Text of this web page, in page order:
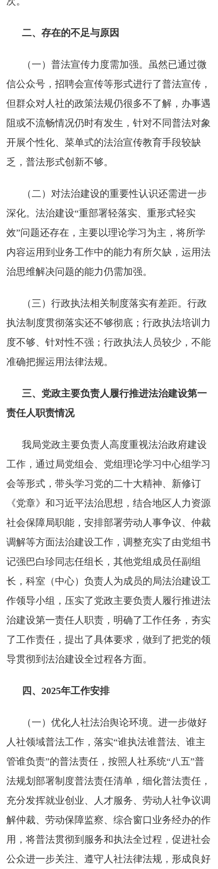
二、存在的不足与原因
（一）普法宣传力度需加强。虽然已通过微
信公众号，招聘会宣传等形式进行了普法宣传，
但群众对人社的政策法规仍很多不了解，办事遇
阻或不流畅情况仍时有发生，针对不同普法对象
开展个性化、菜单式的法治宣传教育手段较缺
乏，普法形式创新不够。
（二）对法治建设的重要性认识还需进一步
深化。法治建设“重部署轻落实、重形式轻实
效”问题还存在，主要以理论学习为主，将所学
内容运用到业务工作中的能力有所欠缺，运用法
治思维解决问题的能力仍需加强。
（三）行政执法相关制度落实有差距。行政
执法制度贯彻落实还不够彻底；行政执法培训力
度不够、针对性不强；行政执法人员较少，不能
准确把握运用法律法规。
三、党政主要负责人履行推进法治建设第一
责任人职责情况
我局党政主要负责人高度重视法治政府建设
工作，通过局党组会、党组理论学习中心组学习
会等形式，带头学习党的二十大精神、新修订
《党章》和习近平法治思想，结合地区人力资源
社会保障局职能，安排部署劳动人事争议、仲裁
调解等方面法治建设工作，调整充实了由党组书
记强巴白珍同志任组长，其他党组成员任副组
长，科室（中心）负责人为成员的局法治建设工
作领导小组，压实了党政主要负责人履行推进法
治建设第一责任人职责，明确了工作任务，夯实
了工作责任，提出了具体要求，做到了把党的领
导贯彻到法治建设全过程各方面。
四、2025年工作安排
（一）优化人社法治舆论环境。进一步做好
人社领域普法工作，落实“谁执法谁普法、谁主
管谁负责”的普法责任，按照人社系统“八五”普
法规划部署制度普法责任清单，细化普法责任，
充分发挥就业创业、人才服务、劳动人社争议调
解仲裁、劳动保障监察、综合窗口业务经办的作
用，将普法贯彻到服务和执法全过程，促进社会
公众进一步关注、遵守人社法律法规，形成良好